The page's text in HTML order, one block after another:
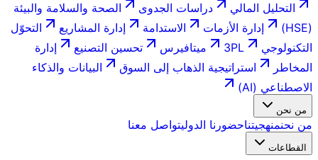
التحليل المالي
دراسات الجدوى
الصحة والسلامة والبيئة
(HSE)
إدارة الأزمات الاستدامة إدارة المشاريع
التحوّل
التكنولوجي
3PL ميتافيرس تحسين التصنيع
إدارة
المخاطر
استراتيجية الذهاب إلى السوق
البيانات والذكاء
الاصطناعي (AI)
من نحن
من نحنمنهجيتناحضورنا الدوليتواصل معنا
القطاعات